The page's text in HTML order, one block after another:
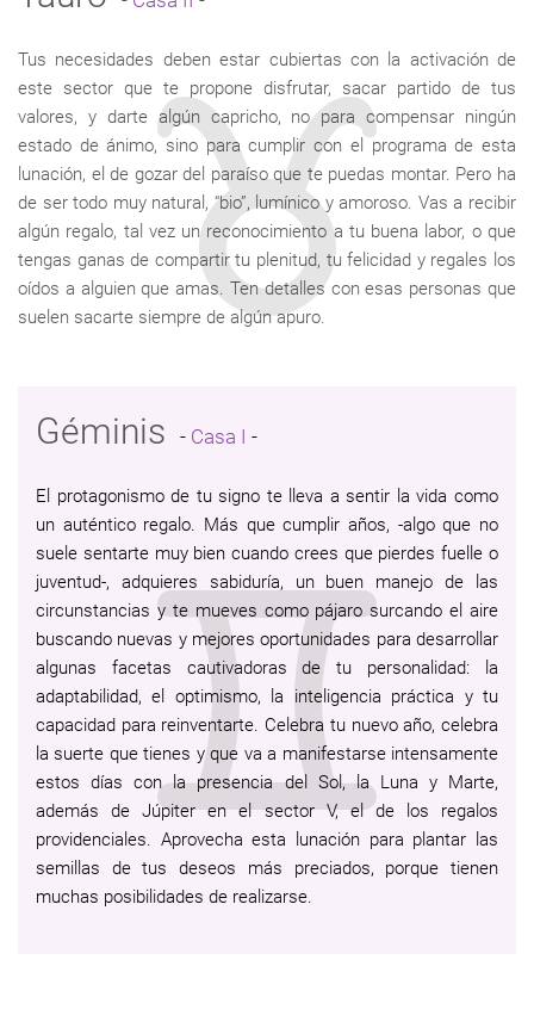
Tus necesidades deben estar cubiertas con la activación de
este sector que te propone disfrutar, sacar partido de tus
valores, y darte algún capricho, no para compensar ningún
estado de ánimo, sino para cumplir con el programa de esta
lunación, el de gozar del paraíso que te puedas montar. Pero ha
de ser todo muy natural, “bio”, lumínico y amoroso. Vas a recibir
algún regalo, tal vez un reconocimiento a tu buena labor, o que
tengas ganas de compartir tu plenitud, tu felicidad y regales los
oídos a alguien que amas. Ten detalles con esas personas que
suelen sacarte siempre de algún apuro.
Géminis - Casa I -
El protagonismo de tu signo te lleva a sentir la vida como
un auténtico regalo. Más que cumplir años, -algo que no
suele sentarte muy bien cuando crees que pierdes fuelle o
juventud-, adquieres sabiduría, un buen manejo de las
circunstancias y te mueves como pájaro surcando el aire
buscando nuevas y mejores oportunidades para desarrollar
algunas facetas cautivadoras de tu personalidad: la
adaptabilidad, el optimismo, la inteligencia práctica y tu
capacidad para reinventarte. Celebra tu nuevo año, celebra
la suerte que tienes y que va a manifestarse intensamente
estos días con la presencia del Sol, la Luna y Marte,
además de Júpiter en el sector V, el de los regalos
providenciales. Aprovecha esta lunación para plantar las
semillas de tus deseos más preciados, porque tienen
muchas posibilidades de realizarse.